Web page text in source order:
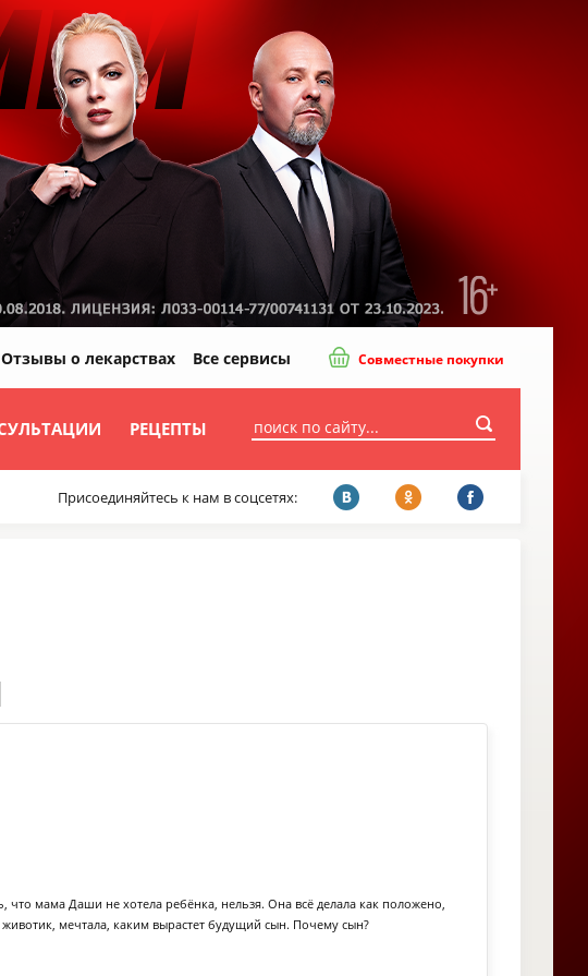
РЕЦЕПТЫ
Отзывы о лекарствах Все сервисы Совместные покупки
Присоединяйтесь к нам в соцсетях:
мама Даши не хотела ребёнка, нельзя. Она всё делала как положено,
мечтала, каким вырастет будущий сын. Почему сын?